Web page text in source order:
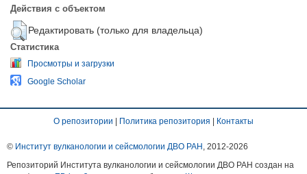
Действия с объектом
Редактировать (только для владельца)
Статистика
Просмотры и загрузки
Google Scholar
О репозитории | Политика репозитория | Контакты
© Институт вулканологии и сейсмологии ДВО РАН , 2012-2026
Репозиторий Института вулканологии и сейсмологии ДВО РАН создан на